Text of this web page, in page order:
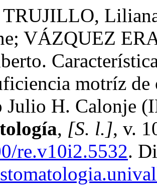
TRUJILLO,
VÁZQUEZ
motríz
Julio H. Calonje
, [S. l.], v.
re.v10i2.5532.